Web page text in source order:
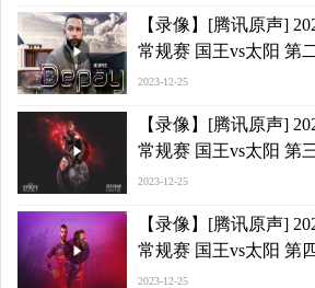
【录像】[腾讯原声]
常规赛 国王vs太阳 第
2023-12-25
【录像】[腾讯原声]
常规赛 国王vs太阳 第
2023-12-25
【录像】[腾讯原声]
常规赛 国王vs太阳 第
2023-12-25